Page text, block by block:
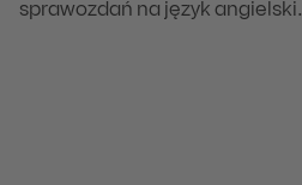
sprawozdań na język angielski.